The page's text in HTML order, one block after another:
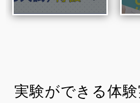
実験ができる体